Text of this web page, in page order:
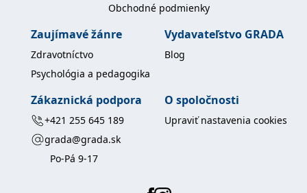
Obchodné podmienky
Zaujímavé žánre
Zdravotníctvo
Psychológia a pedagogika
Vydavateľstvo GRADA
Blog
Zákaznická podpora
+421 255 645 189
grada@grada.sk
Po-Pá 9-17
O spoločnosti
Upraviť nastavenia cookies